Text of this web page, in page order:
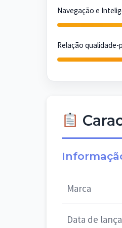
Navegação e
Relação qualidade-
Marca
Data de